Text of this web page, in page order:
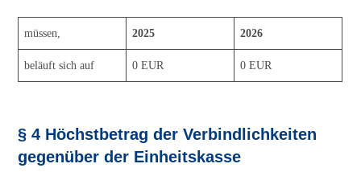
müssen, 2025 2026
beläuft sich auf 0 EUR 0 EUR
§ 4 Höchstbetrag der Verbindlichkeiten
gegenüber der Einheitskasse